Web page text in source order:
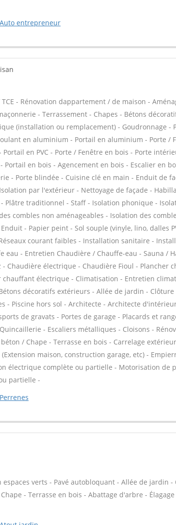
Auto entrepreneur
- Rénovation dappartement / de maison -
- Terrassement - Chapes - Bétons
(installation ou remplacement) - Goudronnage -
en aluminium - Portail en aluminium - Porte /
Portail en PVC - Porte / Fenêtre en bois - Porte
Portail en bois - Agencement en bois - Escalier en
- Porte blindée - Cuisine clé en main - Enduit de
par l'extérieur - Nettoyage de façade -
Plâtre traditionnel - Staff - Isolation phonique -
combles non aménageables - Isolation des
- Papier peint - Sol souple (vinyle, lino, dalles
courant faibles - Installation sanitaire -
eau - Entretien Chaudière / Chauffe-eau - Sauna /
- Chaudière électrique - Chaudière Fioul - Plancher
électrique - Climatisation - Entretien
décoratifs extérieurs - Allée de jardin - Clôture
- Piscine hors sol - Architecte - Architecte
de gravats - Portes de garage - Placards et
- Escaliers métalliques - Cloisons -
/ Chape - Terrasse en bois - Carrelage
maison, construction garage, etc) -
électrique complète ou partielle - Motorisation de
partielle -
Perrenes
espaces verts - Pavé autobloquant - Allée de jardin
- Terrasse en bois - Abattage d'arbre -